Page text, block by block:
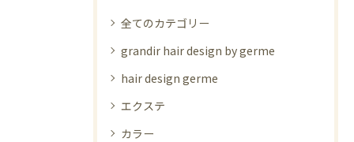
全てのカテゴリー
grandir hair design by germe
hair design germe
エクステ
カラー